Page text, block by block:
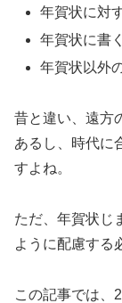
年賀状に対
年賀状に書
年賀状以外
昔と違い、遠方
あるし、時代に
すよね。
ただ、年賀状じ
ように配慮する
この記事では、